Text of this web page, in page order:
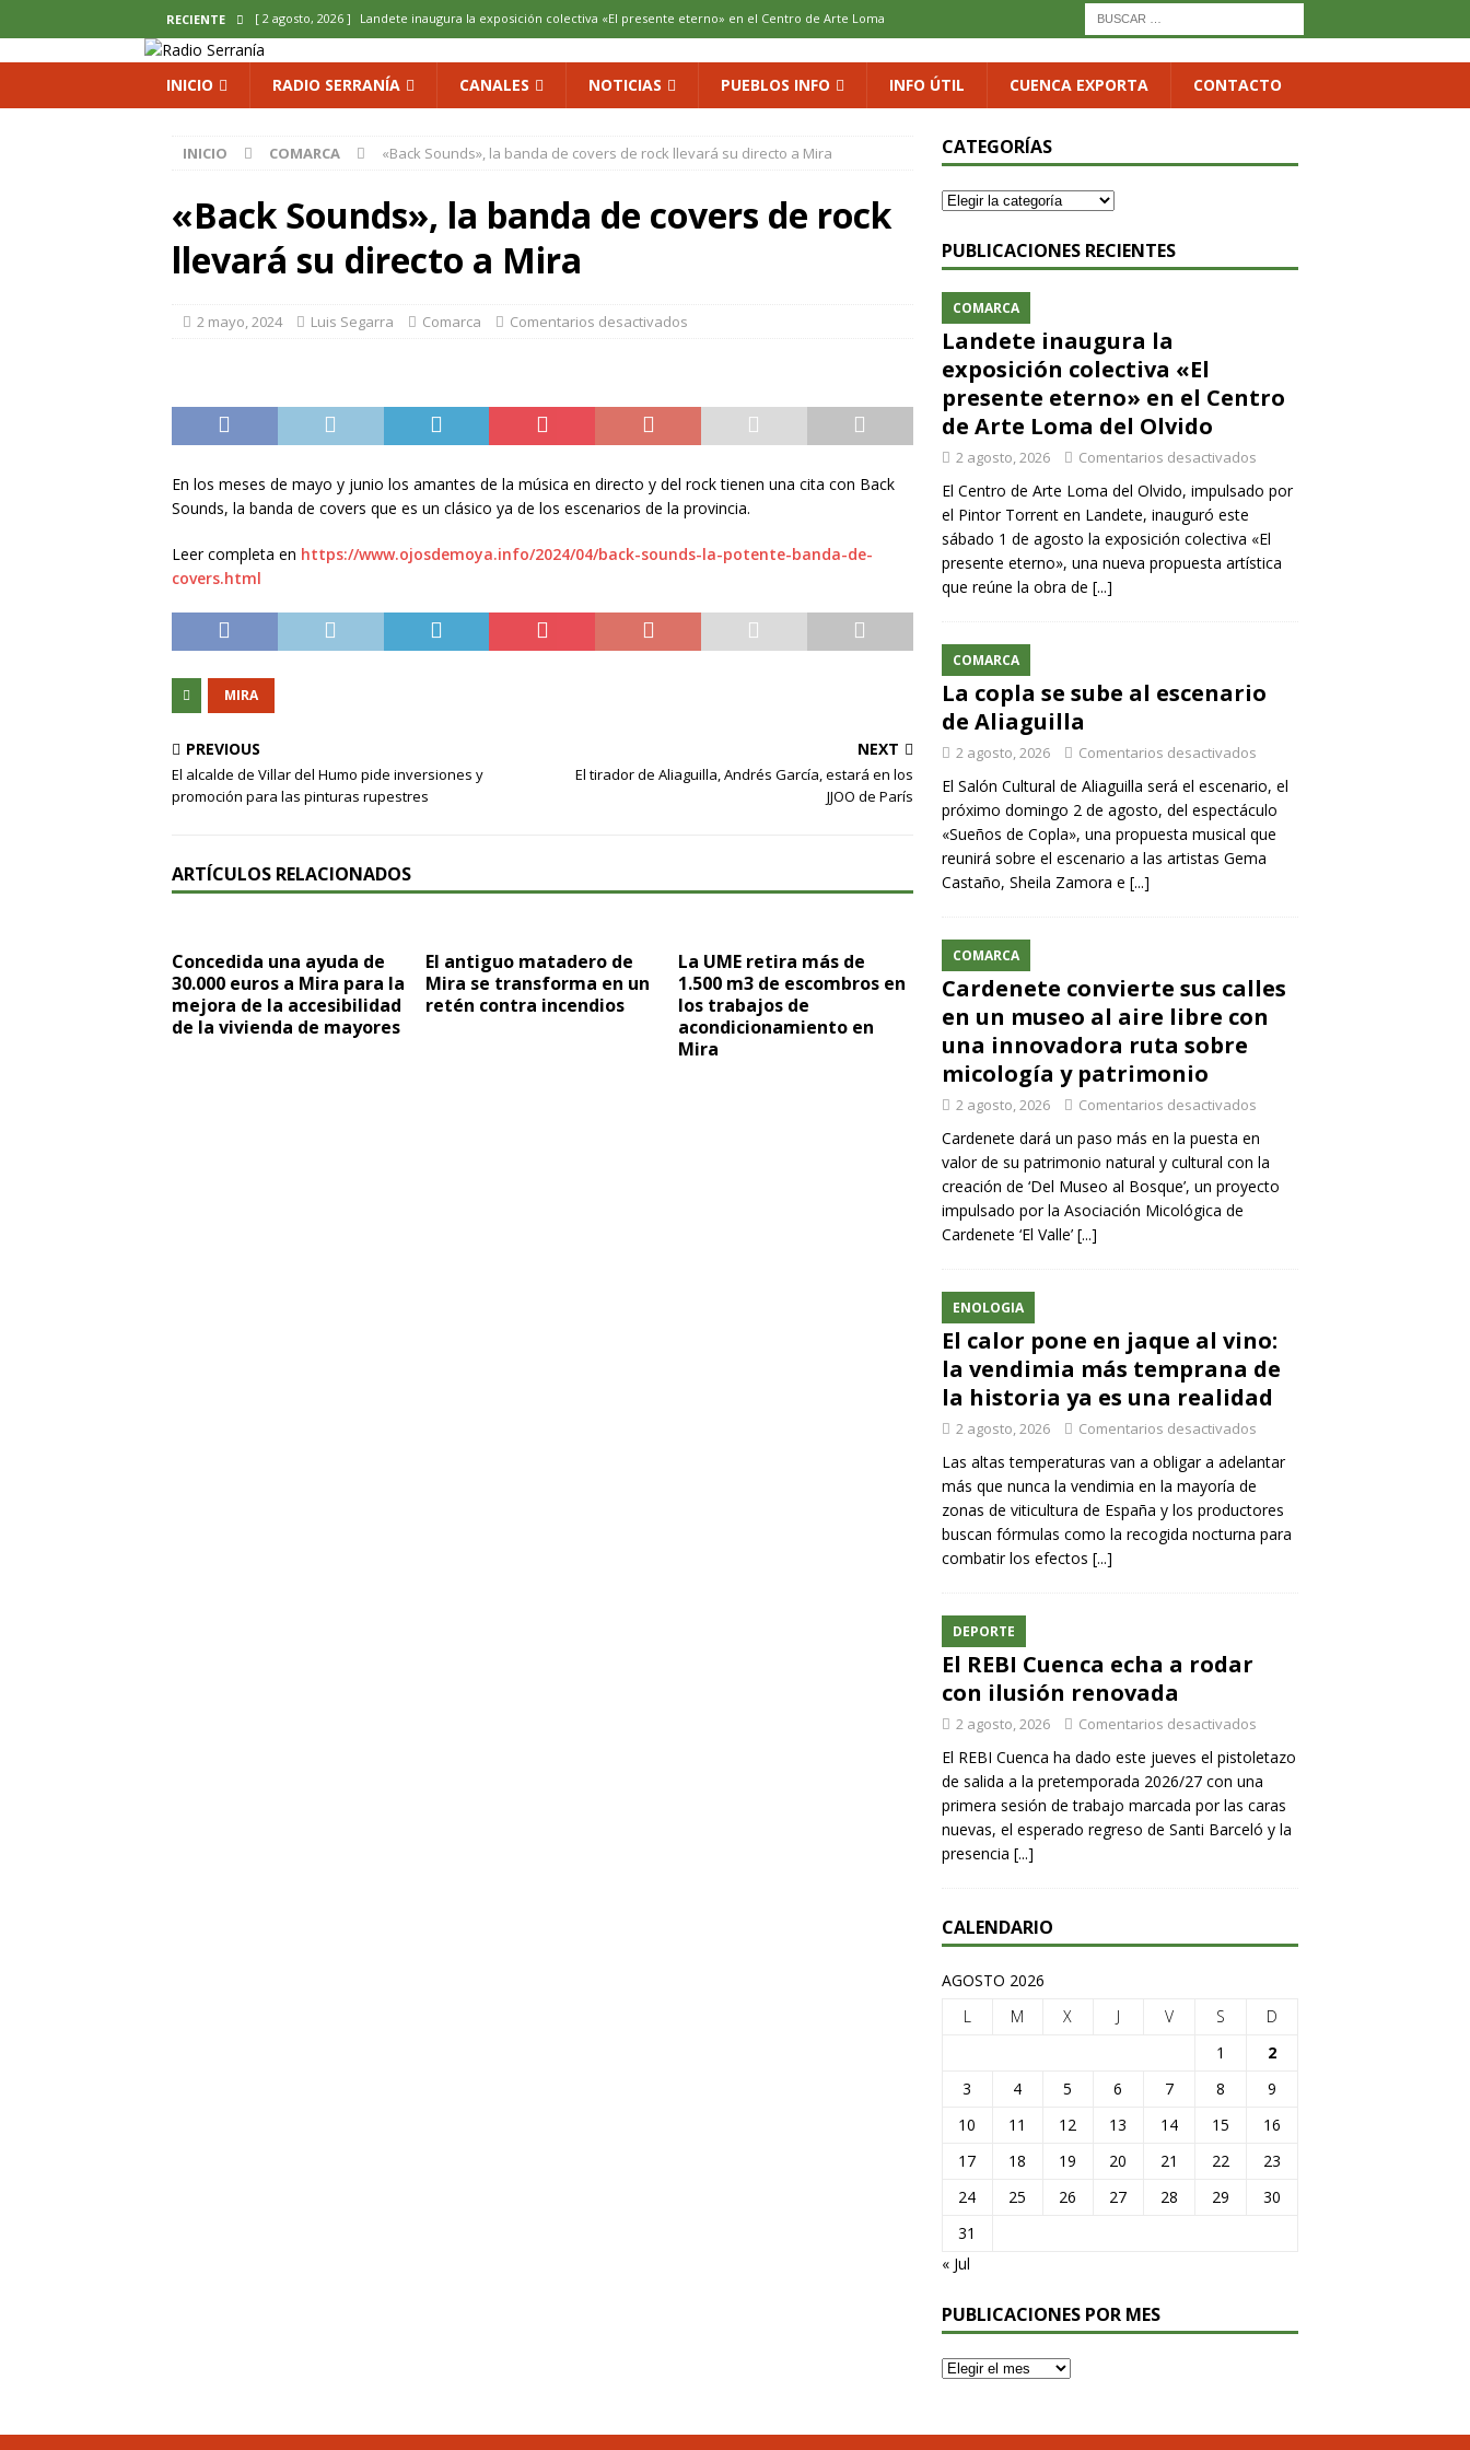
RECIENTE [ 2 agosto, 2026 ] Landete inaugura la exposición colectiva «El presente eterno» en el Centro de Arte Loma
del Olvido
[ 2 agosto, 2026 ] La copla se sube al escenario de Aliaguilla COMARCA
[ 2 agosto, 2026 ] El calor pone en jaque al vino: la vendimia más temprana de la historia ya es una realidad
[ 2 agosto, 2026 ] El REBI Cuenca echa a rodar con ilusión renovada
INICIO RADIO SERRANÍA CANALES NOTICIAS PUEBLOS INFO INFO ÚTIL CUENCA EXPORTA CONTACTO
INICIO COMARCA «Back Sounds», la banda de covers de rock llevará su directo a Mira
«Back Sounds», la banda de covers de rock
llevará su directo a Mira
2 mayo, 2024 Luis Segarra Comarca Comentarios desactivados
En los meses de mayo y junio los amantes de la música en directo y del rock tienen una cita con Back
Sounds, la banda de covers que es un clásico ya de los escenarios de la provincia.
Leer completa en https://www.ojosdemoya.info/2024/04/back-sounds-la-potente-banda-de-
covers.html
MIRA
PREVIOUS
El alcalde de Villar del Humo pide inversiones y
promoción para las pinturas rupestres
NEXT
El tirador de Aliaguilla, Andrés García, estará en los
JJOO de París
ARTÍCULOS RELACIONADOS
Concedida una ayuda de
30.000 euros a Mira para la
mejora de la accesibilidad
de la vivienda de mayores
El antiguo matadero de
Mira se transforma en un
retén contra incendios
La UME retira más de
1.500 m3 de escombros en
los trabajos de
acondicionamiento en
Mira
CATEGORÍAS
PUBLICACIONES RECIENTES
COMARCA
Landete inaugura la
exposición colectiva «El
presente eterno» en el Centro
de Arte Loma del Olvido
2 agosto, 2026 Comentarios desactivados
El Centro de Arte Loma del Olvido, impulsado por
el Pintor Torrent en Landete, inauguró este
sábado 1 de agosto la exposición colectiva «El
presente eterno», una nueva propuesta artística
que reúne la obra de [...]
COMARCA
La copla se sube al escenario
de Aliaguilla
2 agosto, 2026 Comentarios desactivados
El Salón Cultural de Aliaguilla será el escenario, el
próximo domingo 2 de agosto, del espectáculo
«Sueños de Copla», una propuesta musical que
reunirá sobre el escenario a las artistas Gema
Castaño, Sheila Zamora e [...]
COMARCA
Cardenete convierte sus calles
en un museo al aire libre con
una innovadora ruta sobre
micología y patrimonio
2 agosto, 2026 Comentarios desactivados
Cardenete dará un paso más en la puesta en
valor de su patrimonio natural y cultural con la
creación de ‘Del Museo al Bosque’, un proyecto
impulsado por la Asociación Micológica de
Cardenete ‘El Valle’ [...]
ENOLOGIA
El calor pone en jaque al vino:
la vendimia más temprana de
la historia ya es una realidad
2 agosto, 2026 Comentarios desactivados
Las altas temperaturas van a obligar a adelantar
más que nunca la vendimia en la mayoría de
zonas de viticultura de España y los productores
buscan fórmulas como la recogida nocturna para
combatir los efectos [...]
DEPORTE
El REBI Cuenca echa a rodar
con ilusión renovada
2 agosto, 2026 Comentarios desactivados
El REBI Cuenca ha dado este jueves el pistoletazo
de salida a la pretemporada 2026/27 con una
primera sesión de trabajo marcada por las caras
nuevas, el esperado regreso de Santi Barceló y la
presencia [...]
CALENDARIO
AGOSTO 2026
L
M X J V S
D
1
2
3
4 5 6 7 8
9
10
11 12 13 14 15
16
17
18 19 20 21 22
23
24
25 26 27 28 29
30
31
« Jul
PUBLICACIONES POR MES